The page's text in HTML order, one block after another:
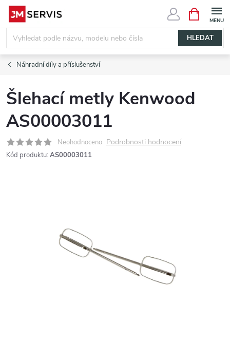
Přejít
obsah
HLEDAT
NÁKUPNÍ
KOŠÍK
Náhradní díly a příslušenství
Šlehací metly Kenwood
AS00003011
Neohodnoceno Podrobnosti hodnocení
Kód produktu: AS00003011